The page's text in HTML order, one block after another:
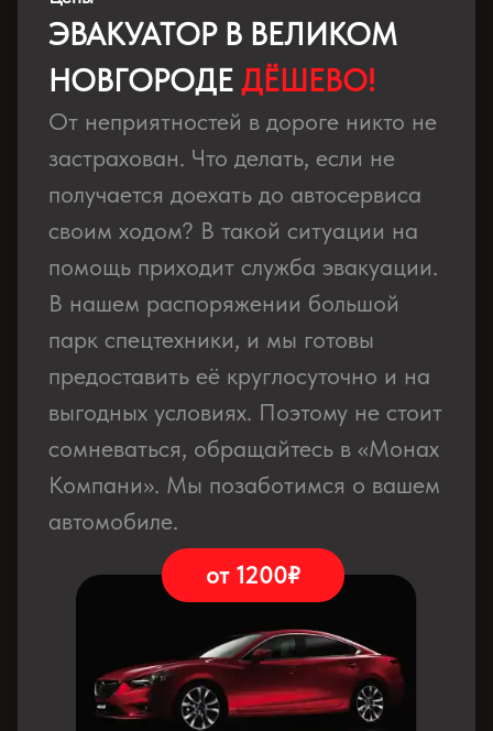
ЭВАКУАТОР В ВЕЛИКОМ
НОВГОРОДЕ ДЁШЕВО!
От неприятностей в дороге никто не
застрахован. Что делать, если не
получается доехать до автосервиса
своим ходом? В такой ситуации на
помощь приходит служба эвакуации.
В нашем распоряжении большой
парк спецтехники, и мы готовы
предоставить её круглосуточно и на
выгодных условиях. Поэтому не стоит
сомневаться, обращайтесь в «Монах
Компани». Мы позаботимся о вашем
автомобиле.
от 1200₽